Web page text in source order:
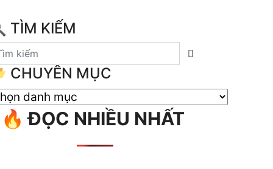
TÌM KIẾM
CHUYÊN MỤC
🔥 ĐỌC NHIỀU NHẤT